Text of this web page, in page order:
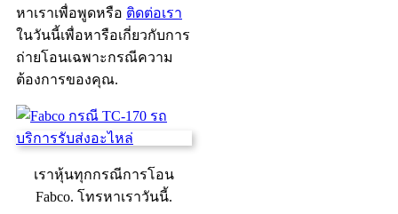
หาเราเพื่อพูดหรือ ติดต่อเรา
ในวันนี้เพื่อหารือเกี่ยวกับการ
ถ่ายโอนเฉพาะกรณีความ
ต้องการของคุณ.
เราหุ้นทุกกรณีการโอน
Fabco. โทรหาเราวันนี้.